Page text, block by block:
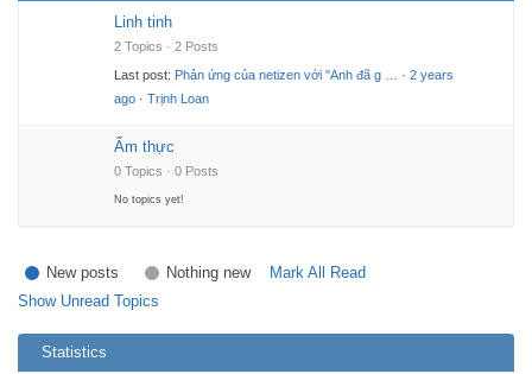
Linh tinh
2 Topics · 2 Posts
Last post: Phản ứng của netizen với "Anh đã g … · 2 years
ago · Trịnh Loan
Ẩm thực
0 Topics · 0 Posts
No topics yet!
New posts Nothing new
Mark All Read
Show Unread Topics
Statistics